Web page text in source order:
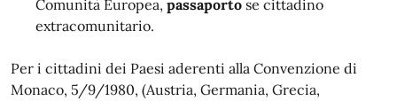
Comunità Europea, passaporto se cittadino
extracomunitario.
Per i cittadini dei Paesi aderenti alla Convenzione di
Monaco, 5/9/1980, (Austria, Germania, Grecia,